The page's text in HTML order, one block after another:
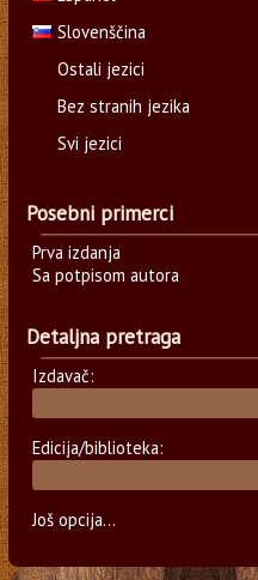
Slovenščina
Ostali jezici
Bez stranih jezika
Svi jezici
Posebni primerci
Prva izdanja
Sa potpisom autora
Detaljna pretraga
Izdavač:
Edicija/biblioteka:
Još opcija...